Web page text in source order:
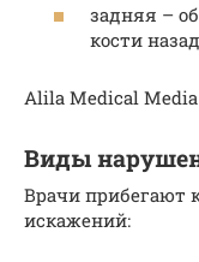
задняя –
кости
Alila Medical
Виды
Врачи прибегают
искажений: